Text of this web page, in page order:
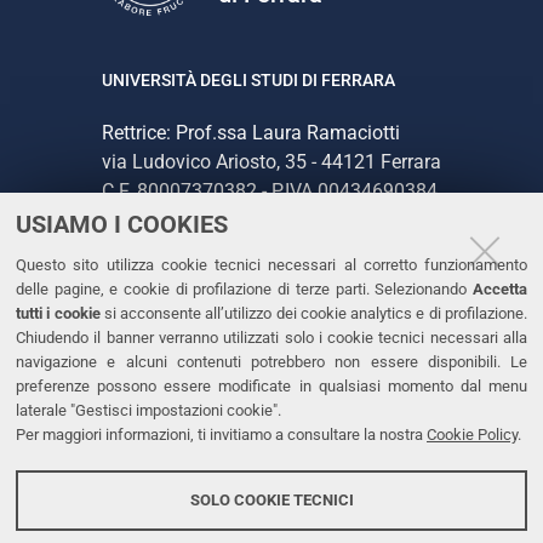
USIAMO I COOKIES
Questo sito utilizza cookie tecnici necessari al corretto funzionamento
delle pagine, e cookie di profilazione di terze parti. Selezionando Accetta
tutti i cookiesi acconsente all’utilizzo dei cookie analytics e di profilazione.
Chiudendo il banner verranno utilizzati solo i cookie tecnici necessari alla
navigazione e alcuni contenuti potrebbero non essere disponibili. Le
preferenze possono essere modificate in qualsiasi momento dal menu
laterale "Gestisci impostazioni cookie".
Per maggiori informazioni, ti invitiamo a consultare la nostra Cookie Policy.
SOLO COOKIE TECNICI
UNIVERSITÀ DEGLI STUDI DI FERRARA
Rettrice: Prof.ssa Laura Ramaciotti
via Ludovico Ariosto, 35 - 44121 Ferrara
C.F. 80007370382 - P.IVA 00434690384
CONTATTI
Tel. +39 0532 293111
Fax. +39 0532 293031
PEC
LINKS
Accessibilità
Protezione dati personali